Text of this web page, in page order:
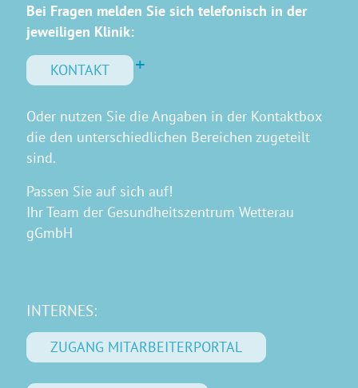
Bei Fragen melden Sie sich telefonisch in der
jeweiligen Klinik:
KONTAKT
Oder nutzen Sie die Angaben in der Kontaktbox
die den unterschiedlichen Bereichen zugeteilt
sind.
Passen Sie auf sich auf!
Ihr Team der Gesundheitszentrum Wetterau
gGmbH
INTERNES:
ZUGANG MITARBEITERPORTAL